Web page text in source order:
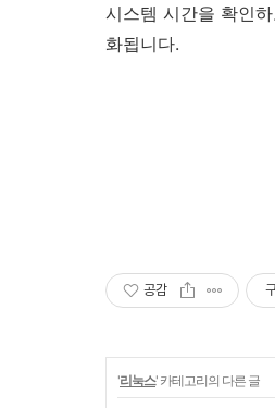
시스템 시간을 확인
화됩니다.
공감
'리눅스' 카테고리의 다른 글